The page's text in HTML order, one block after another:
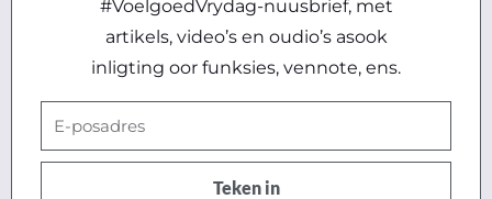
#VoelgoedVrydag-nuusbrief, met
artikels, video’s en oudio’s asook
inligting oor funksies, vennote, ens.
posadres
Teken in